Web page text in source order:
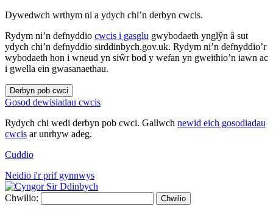
Dywedwch wrthym ni a ydych chi’n derbyn cwcis.
Rydym ni’n defnyddio cwcis i gasglu gwybodaeth ynglŷn â sut
ydych chi’n defnyddio sirddinbych.gov.uk. Rydym ni’n defnyddio’r
wybodaeth hon i wneud yn siŵr bod y wefan yn gweithio’n iawn ac
i gwella ein gwasanaethau.
Derbyn pob cwci
Gosod dewisiadau cwcis
Rydych chi wedi derbyn pob cwci. Gallwch newid eich gosodiadau
cwcis ar unrhyw adeg.
Cuddio
Neidio i'r prif gynnwys
Chwilio: Chwilio